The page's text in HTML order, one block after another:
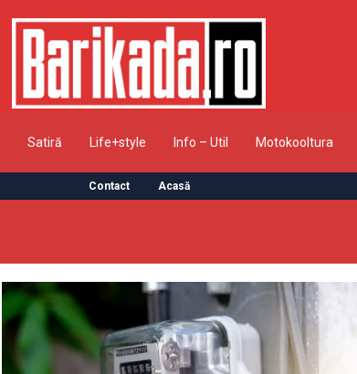
Satiră Life+style Info – Util Motokooltura
Contact Acasă